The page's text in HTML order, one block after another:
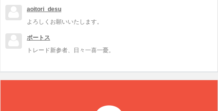
aoitori_desu
よろしくお願いいたします。
ポートス
トレード新参者、日々一喜一憂。